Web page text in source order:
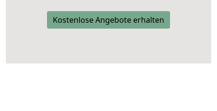
Kostenlose Angebote erhalten